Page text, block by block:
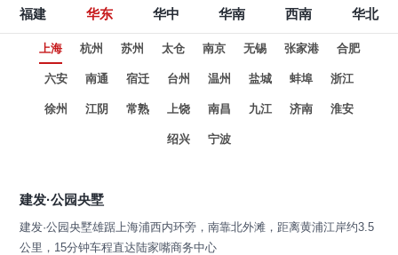
福建 华东 华中 华南 西南 华北
上海 杭州 苏州 太仓 南京 无锡 张家港 合肥
六安 南通 宿迁 台州 温州 盐城 蚌埠 浙江
徐州 江阴 常熟 上饶 南昌 九江 济南 淮安
绍兴 宁波
建发·公园央墅
建发·公园央墅雄踞上海浦西内环旁，南靠北外滩，距离黄浦江岸约3.5
公里，15分钟车程直达陆家嘴商务中心